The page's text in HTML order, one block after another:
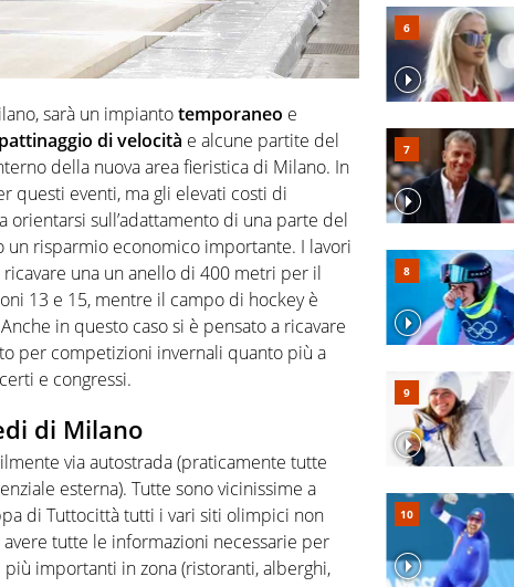
sarà un impiantotemporaneo e
pattinaggio di velocità e alcune partite del
della nuova area fieristica di Milano. In
questi eventi, ma gli elevati costi di
sull’adattamento di una parte del
risparmio economico importante. I lavori
una un anello di 400 metri per il
13 e 15, mentre il campo di hockey è
in questo caso si è pensato a ricavare
per competizioni invernali quanto più a
e congressi.
di Milano
via autostrada (praticamente tutte
esterna). Tutte sono vicinissime a
di Tuttocittà tutti i vari siti olimpici non
tutte le informazioni necessarie per
importanti in zona (ristoranti, alberghi,